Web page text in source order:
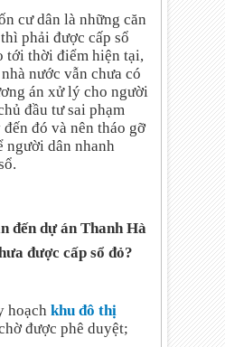
cư dân là những căn
phải được cấp sổ
tới thời điểm hiện tại,
nước vẫn chưa có
án xử lý cho người
đầu tư sai phạm
đó và nên tháo gỡ
người dân nhanh
đến dự án Thanh Hà
được cấp sổ đỏ?
hoạchkhu đô thị
được phê duyệt;